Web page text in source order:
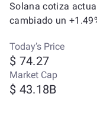
Solana cotiza
cambiado un
Today’s Price
$ 74.27
Market Cap
$ 43.18B